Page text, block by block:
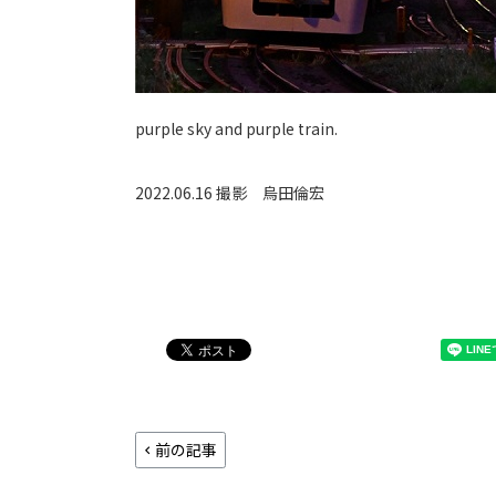
purple sky and purple train.
2022.06.16 撮影 烏田倫宏
前の記事